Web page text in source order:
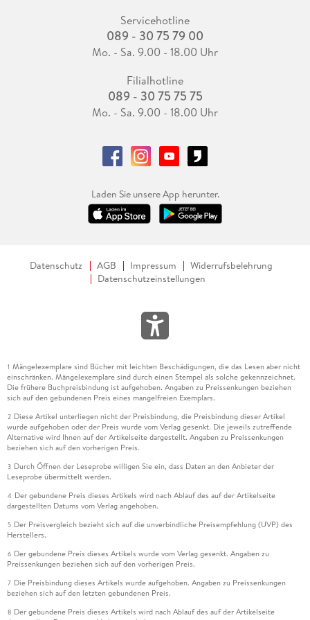
Servicehotline
089 - 30 75 79 00
Mo. - Sa. 9.00 - 18.00 Uhr
Filialhotline
089 - 30 75 75 75
Mo. - Sa. 9.00 - 18.00 Uhr
Laden Sie unsere App herunter.
Datenschutz AGB Impressum
Widerrufsbelehrung
Datenschutzeinstellungen
1 Mängelexemplare sind Bücher mit leichten Beschädigungen, die das Lesen aber nicht
einschränken. Mängelexemplare sind durch einen Stempel als solche gekennzeichnet.
Die frühere Buchpreisbindung ist aufgehoben. Angaben zu Preissenkungen beziehen
sich auf den gebundenen Preis eines mangelfreien Exemplars.
2 Diese Artikel unterliegen nicht der Preisbindung, die Preisbindung dieser Artikel
wurde aufgehoben oder der Preis wurde vom Verlag gesenkt. Die jeweils zutreffende
Alternative wird Ihnen auf der Artikelseite dargestellt. Angaben zu Preissenkungen
beziehen sich auf den vorherigen Preis.
3 Durch Öffnen der Leseprobe willigen Sie ein, dass Daten an den Anbieter der
Leseprobe übermittelt werden.
4 Der gebundene Preis dieses Artikels wird nach Ablauf des auf der Artikelseite
dargestellten Datums vom Verlag angehoben.
5 Der Preisvergleich bezieht sich auf die unverbindliche Preisempfehlung (UVP) des
Herstellers.
6 Der gebundene Preis dieses Artikels wurde vom Verlag gesenkt. Angaben zu
Preissenkungen beziehen sich auf den vorherigen Preis.
7 Die Preisbindung dieses Artikels wurde aufgehoben. Angaben zu Preissenkungen
beziehen sich auf den letzten gebundenen Preis.
8 Der gebundene Preis dieses Artikels wird nach Ablauf des auf der Artikelseite